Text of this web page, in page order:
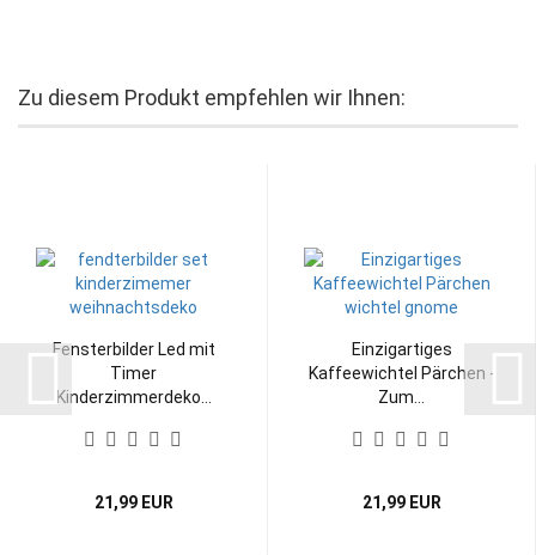
Zu diesem Produkt empfehlen wir Ihnen:
Fensterbilder Led mit
Timer
Kinderzimmerdeko...
21,99 EUR
Einzigartiges
Kaffeewichtel Pärchen -
Zum...
21,99 EUR